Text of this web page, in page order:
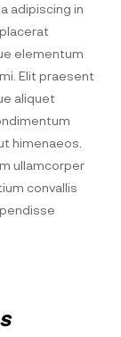
adipiscing in
elementum
Elit praesent
aliquet
himenaeos.
ullamcorper
convallis